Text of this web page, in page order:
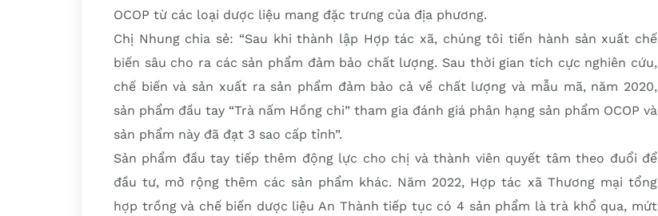
OCOP từ các loại dược liệu mang đặc trưng của địa phương.
Chị Nhung chia sẻ: “Sau khi thành lập Hợp tác xã, chúng tôi tiến hành sản xuất chế
biến sâu cho ra các sản phẩm đảm bảo chất lượng. Sau thời gian tích cực nghiên cứu,
chế biến và sản xuất ra sản phẩm đảm bảo cả về chất lượng và mẫu mã, năm 2020,
sản phẩm đầu tay “Trà nấm Hồng chi” tham gia đánh giá phân hạng sản phẩm OCOP và
sản phẩm này đã đạt 3 sao cấp tỉnh”.
Sản phẩm đầu tay tiếp thêm động lực cho chị và thành viên quyết tâm theo đuổi để
đầu tư, mở rộng thêm các sản phẩm khác. Năm 2022, Hợp tác xã Thương mại tổng
hợp trồng và chế biến dược liệu An Thành tiếp tục có 4 sản phẩm là trà khổ qua, mứt